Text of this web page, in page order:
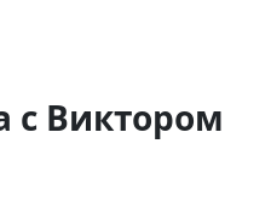
с Виктором